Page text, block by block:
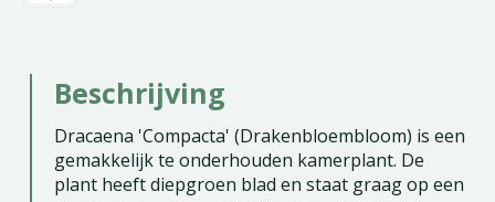
Beschrijving
Dracaena 'Compacta' (Drakenbloembloom) is een
gemakkelijk te onderhouden kamerplant. De
plant heeft diepgroen blad en staat graag op een